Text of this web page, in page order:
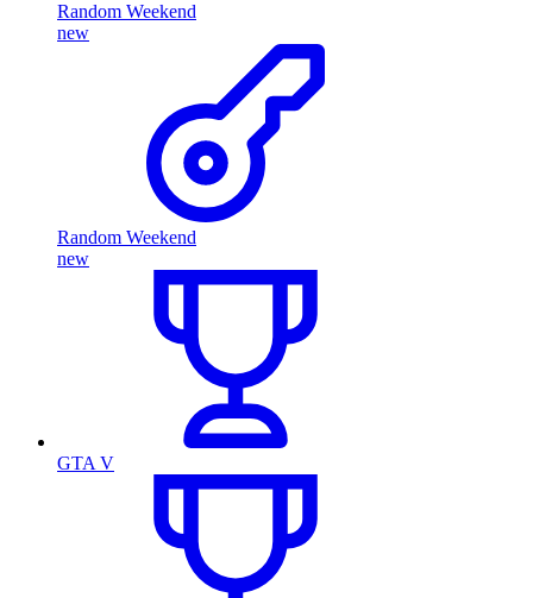
Random Weekend
new
Random Weekend
new
GTA V